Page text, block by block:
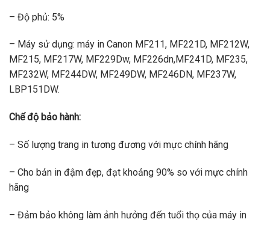
– Độ phủ: 5%
– Máy sử dụng: máy in Canon MF211, MF221D, MF212W,
MF215, MF217W, MF229Dw, MF226dn,MF241D, MF235,
MF232W, MF244DW, MF249DW, MF246DN, MF237W,
LBP151DW.
Chế độ bảo hành:
– Số lượng trang in tương đương với mực chính hãng
– Cho bản in đậm đẹp, đạt khoảng 90% so với mực chính
hãng
– Đảm bảo không làm ảnh hưởng đến tuổi thọ của máy in